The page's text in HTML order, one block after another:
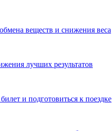
веществ и снижения веса
лучших результатов
и подготовиться к поездке